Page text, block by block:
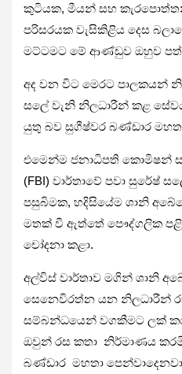
කුටියක, මීයන් සහ
පරිසරයක වැසිකිළිය දෙස
මට්ටමට මේ ආණ්ඩුව ඔහුව
අද වන විට මෙරට පාලකයන්
සලේ වැනි නිලධාරීන් කළ
යුතු බව සුගීෂ්වර බණ්ඩාර
එමෙන්ම ජනාධිපති කොමිෂන්
(FBI) වාර්තාවේ පවා
පසුබිමක, හදිසියේම ශානි
මතක් වී ඇත්තේ පෞද්ගලික
චෝදනා කළා.
අල්විස් වාර්තාව මගින් ශානි
සෙනෙවිරත්න යන නිලධාරීන්
සම්බන්ධයෙන් වගකීමට ලක්
ඔවුන් රස කතා නිර්මාණය
බණ්ඩාර මහතා